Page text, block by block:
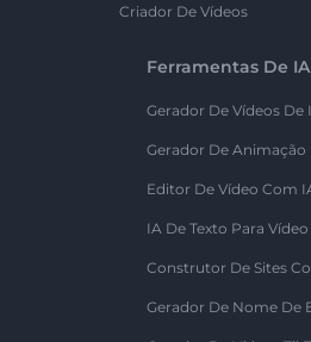
Criador De Vídeos
Ferramentas De IA
Gerador De Vídeos De
Gerador De Animação
Editor De Vídeo Com
IA De Texto Para Vídeo
Construtor De Sites
Gerador De Nome De